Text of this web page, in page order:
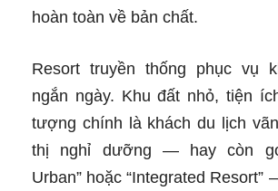
hoàn toàn về bản chất.
Resort truyền thống phục vụ
ngắn ngày. Khu đất nhỏ, tiện
tượng chính là khách du lịch
thị nghỉ dưỡng — hay còn
Urban” hoặc “Integrated Resort”